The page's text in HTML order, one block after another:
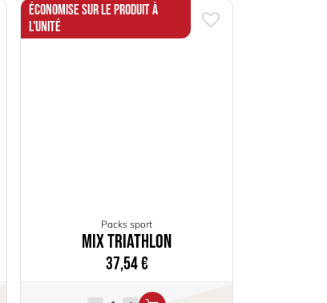
Économise sur le produit à
l'unité
Packs sport
Mix Triathlon
37,54€